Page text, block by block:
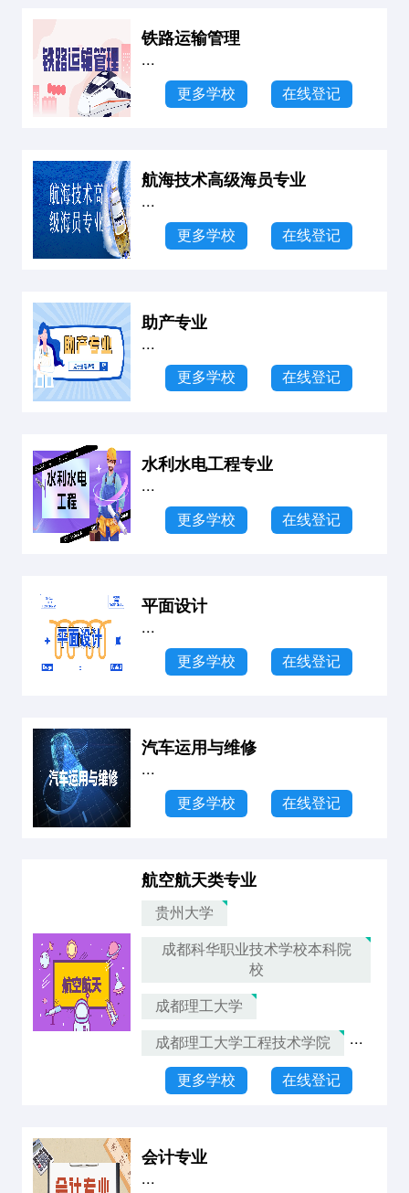
铁路运输管理
更多学校 在线登记
...
航海技术高级海员专业
更多学校 在线登记
...
助产专业
更多学校 在线登记
...
水利水电工程专业
更多学校 在线登记
...
平面设计
更多学校 在线登记
...
汽车运用与维修
更多学校 在线登记
...
航空航天类专业
更多学校 在线登记
贵州大学
成都科华职业技术学校本科院
校
成都理工大学
成都理工大学工程技术学院 ...
会计专业
...